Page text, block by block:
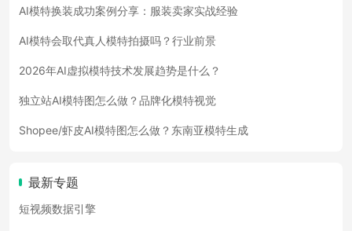
AI模特换装成功案例分享：服装卖家实战经验
AI模特会取代真人模特拍摄吗？行业前景
2026年AI虚拟模特技术发展趋势是什么？
独立站AI模特图怎么做？品牌化模特视觉
Shopee/虾皮AI模特图怎么做？东南亚模特生成
最新专题
短视频数据引擎